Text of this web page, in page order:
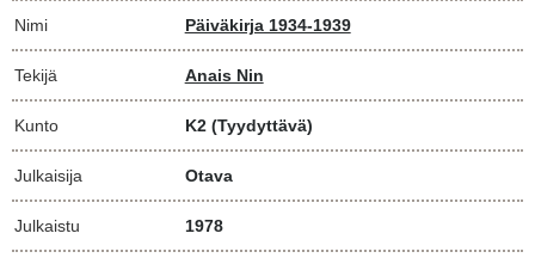
Nimi Päiväkirja 1934-1939
Tekijä Anais Nin
Kunto K2 (Tyydyttävä)
Julkaisija Otava
Julkaistu 1978